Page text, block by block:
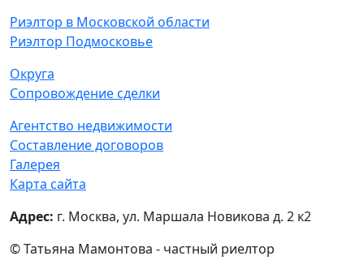
Риэлтор в Московской области
Риэлтор Подмосковье
Округа
Сопровождение сделки
Агентство недвижимости
Составление договоров
Галерея
Карта сайта
Адрес: г. Москва, ул. Маршала Новикова д. 2 к2
© Татьяна Мамонтова - частный риелтор